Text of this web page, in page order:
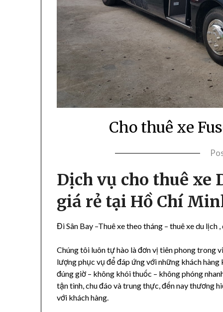
Cho thuê xe
Dịch vụ cho thuê xe
giá rẻ tại Hồ Chí
Đi Sân Bay –Thuê xe theo tháng – thuê xe du lịch
Chúng tôi luôn tự hào là đơn vị tiên phong trong
lượng phục vụ để đáp ứng với những khách
đúng giờ – không khói thuốc – không phóng
tận tình, chu đáo và trung thực, đến nay thương
với khách hàng.